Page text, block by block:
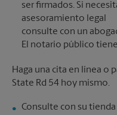
ser firmados. Si
asesoramiento legal
consulte con un
El notario público tiene
Haga una cita en línea o
State Rd 54 hoy mismo.
Consulte con su